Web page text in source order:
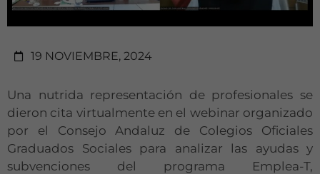
19 NOVIEMBRE, 2024
Una nutrida representación de profesionales se
dieron cita virtualmente en el webinar organizado
por el Consejo Andaluz de Colegios Oficiales
Graduados Sociales para analizar las ayudas y
subvenciones del programa Emplea-T,